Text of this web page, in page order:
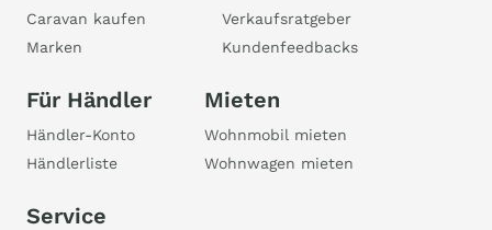
Caravan kaufen
Marken
Verkaufsratgeber
Kundenfeedbacks
Für Händler
Händler-Konto
Händlerliste
Mieten
Wohnmobil mieten
Wohnwagen mieten
Service